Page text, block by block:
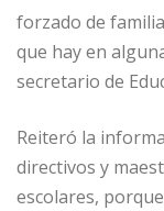
forzado de
que hay en
secretario de
Reiteró la
directivos y
escolares,